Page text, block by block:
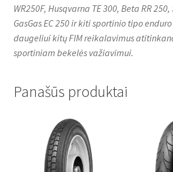
WR250F, Husqvarna TE 300, Beta RR 250,
GasGas EC 250 ir kiti sportinio tipo
daugeliui kitų FIM reikalavimus
sportiniam bekelės važiavimui.
Panašūs produktai